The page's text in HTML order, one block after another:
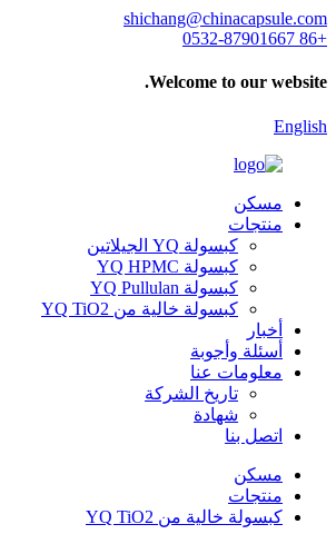
shichang@chinacapsule.com
+86 0532-87901667
Welcome to our website.
English
مسكن
منتجات
كبسولة YQ الجيلاتين
كبسولة YQ HPMC
كبسولة YQ Pullulan
كبسولة خالية من YQ TiO2
أخبار
أسئلة وأجوبة
معلومات عنا
تاريخ الشركة
شهادة
اتصل بنا
مسكن
منتجات
كبسولة خالية من YQ TiO2